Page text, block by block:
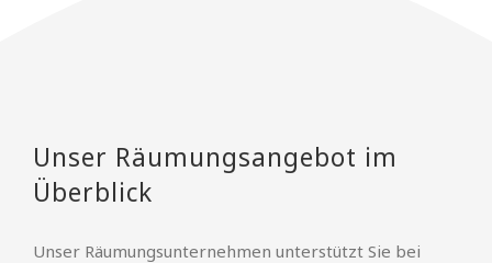
Unser Räumungsangebot im
Überblick
Unser Räumungsunternehmen unterstützt Sie bei